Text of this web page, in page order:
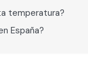
temperatura?
España?